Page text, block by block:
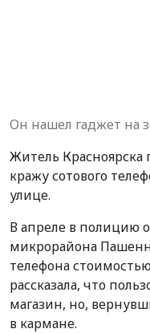
Он нашел гаджет на
Житель Красноярска
кражу сотового
улице.
В апреле в полицию
микрорайона
телефона
рассказала, что
магазин, но,
в кармане.